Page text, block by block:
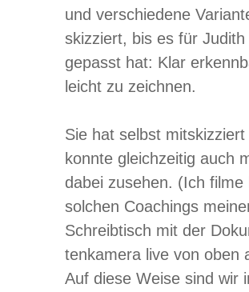
und ver­schie­dene
skiz­ziert, bis es für Judith
gepasst hat: Klar
leicht zu zeichnen.
Sie hat selbst mit­skiz­ziert
konnte gleich­zei­tig auch
dabei zuse­hen. (Ich filme
sol­chen Coa­chings
Schreib­tisch mit der
ten­ka­mera live von oben
Auf diese Weise sind wir